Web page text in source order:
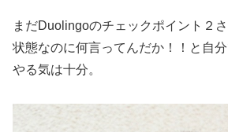
まだDuolingoのチェックポイント２
状態なのに何言ってんだか！！と自
やる気は十分。